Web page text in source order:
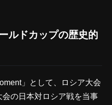
ルドカップの歴史的
」として、ロシア大会
の日本対ロシア戦を当事